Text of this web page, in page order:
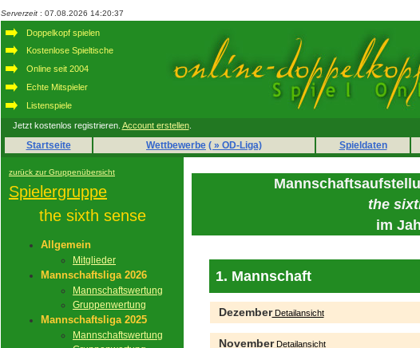
Serverzeit : 07.08.2026 14:20:37
Doppelkopf spielen
Kostenlose Spieltische
Online seit 2004
Echte Mitspieler
Listenspiele
Jetzt kostenlos registrieren. Account erstellen.
Startseite Wettbewerbe ( » OD-Liga) Spieldaten
zurück zur Gruppenübersicht
Spielergruppe
the sixth sense
Allgemein
Mitglieder
Mannschaftsliga 2026
Mannschaftswertung
Gruppenwertung
Mannschaftsliga 2025
Mannschaftswertung
the
im
1. Mannschaft
DezemberDetailansicht
NovemberDetailansicht